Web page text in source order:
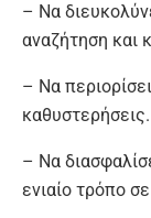
– Να
αναζήτηση και
– Να
καθυστερήσεις.
– Να
ενιαίο τρόπο